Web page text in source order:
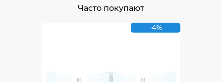
Часто покупают
-4%